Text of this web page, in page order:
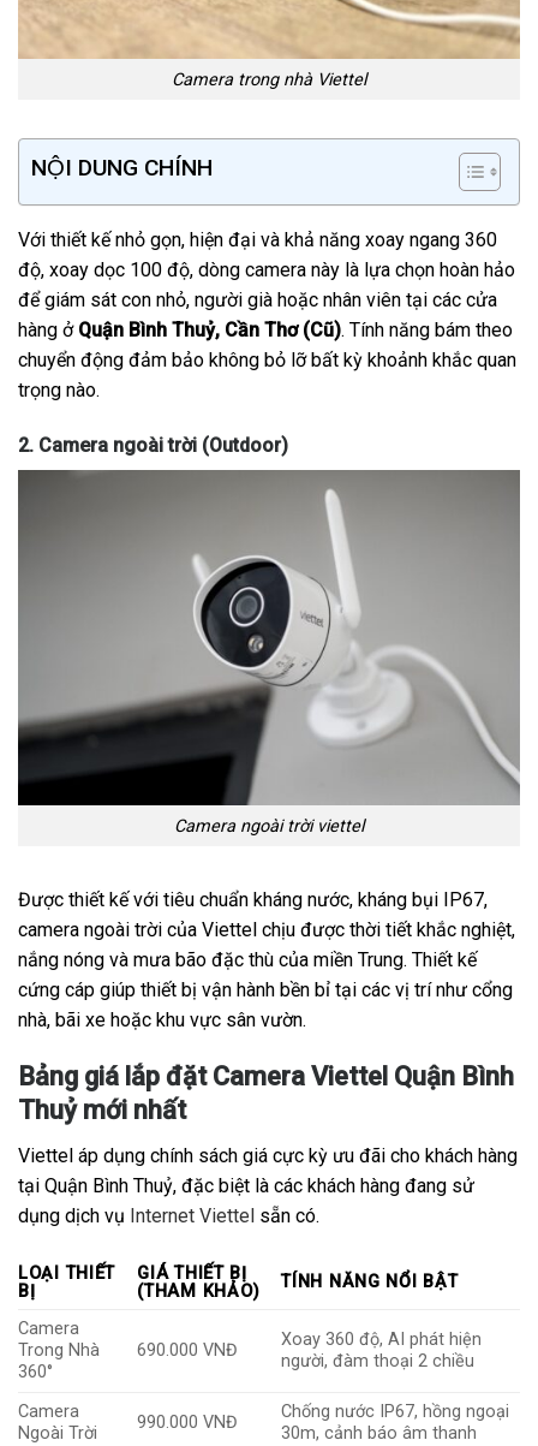
Camera trong nhà Viettel
NỘI DUNG CHÍNH
Với thiết kế nhỏ gọn, hiện đại và khả năng xoay ngang 360
độ, xoay dọc 100 độ, dòng camera này là lựa chọn hoàn hảo
để giám sát con nhỏ, người già hoặc nhân viên tại các cửa
hàng ở Quận Bình Thuỷ, Cần Thơ (Cũ). Tính năng bám theo
chuyển động đảm bảo không bỏ lỡ bất kỳ khoảnh khắc quan
trọng nào.
2. Camera ngoài trời (Outdoor)
Camera ngoài trời viettel
Được thiết kế với tiêu chuẩn kháng nước, kháng bụi IP67,
camera ngoài trời của Viettel chịu được thời tiết khắc nghiệt,
nắng nóng và mưa bão đặc thù của miền Trung. Thiết kế
cứng cáp giúp thiết bị vận hành bền bỉ tại các vị trí như cổng
nhà, bãi xe hoặc khu vực sân vườn.
Bảng giá lắp đặt Camera Viettel Quận Bình
Thuỷ mới nhất
Viettel áp dụng chính sách giá cực kỳ ưu đãi cho khách hàng
tại Quận Bình Thuỷ, đặc biệt là các khách hàng đang sử
dụng dịch vụ Internet Viettel sẵn có.
LOẠI THIẾT
BỊ
GIÁ THIẾT BỊ
(THAM KHẢO)
TÍNH NĂNG NỔI BẬT
Camera
Trong Nhà
360°
690.000 VNĐ
Xoay 360 độ, AI phát hiện
người, đàm thoại 2 chiều
Camera
Ngoài Trời
990.000 VNĐ
Chống nước IP67, hồng ngoại
30m, cảnh báo âm thanh